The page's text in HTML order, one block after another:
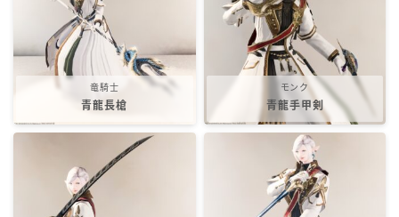
ローライズ
ロングスカート
竜騎士
青龍長槍
モンク
青龍手甲剣